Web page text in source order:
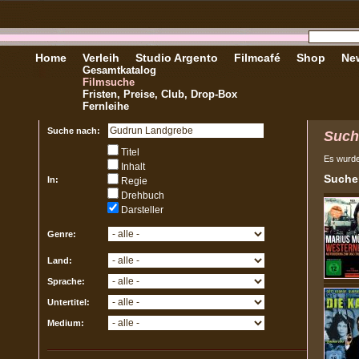
Home Verleih
Gesamtkatalog
Filmsuche
Fristen, Preise, Club, Drop-Box
Fernleihe
Studio Argento Filmcafé Shop
Suche nach:
In:
Titel
Inhalt
Regie
Drehbuch
Darsteller
Genre:
Land:
Sprache:
Untertitel:
Medium:
Es